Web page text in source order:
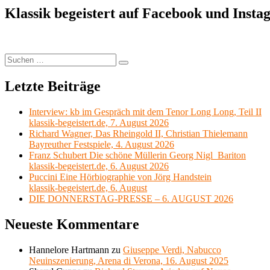
Klassik begeistert auf Facebook und
Suchen
nach:
Suchen
Letzte Beiträge
Interview: kb im Gespräch mit dem Tenor Long Long, Teil II
klassik-begeistert.de, 7. August 2026
Richard Wagner, Das Rheingold II, Christian Thielemann
Bayreuther Festspiele, 4. August 2026
Franz Schubert Die schöne Müllerin Georg Nigl Bariton
klassik-begeistert.de, 6. August 2026
Puccini Eine Hörbiographie von Jörg Handstein
klassik-begeistert.de, 6. August
DIE DONNERSTAG-PRESSE – 6. AUGUST 2026
Neueste Kommentare
Hannelore Hartmann zu Giuseppe Verdi, Nabucco
Neuinszenierung, Arena di Verona, 16. August 2025